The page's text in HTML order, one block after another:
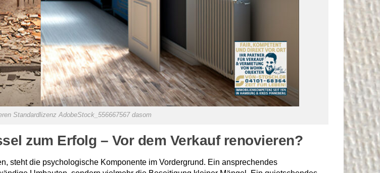
Standardlizenz AdobeStock_556667567 dasom
zum Erfolg – Vor dem Verkauf renovieren?
steht die psychologische Komponente im Vordergrund. Ein ansprechendes